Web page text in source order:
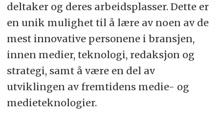
deltaker og deres arbeidsplasser. Dette er
en unik mulighet til å lære av noen av de
mest innovative personene i bransjen,
innen medier, teknologi, redaksjon og
strategi, samt å være en del av
utviklingen av fremtidens medie- og
medieteknologier.